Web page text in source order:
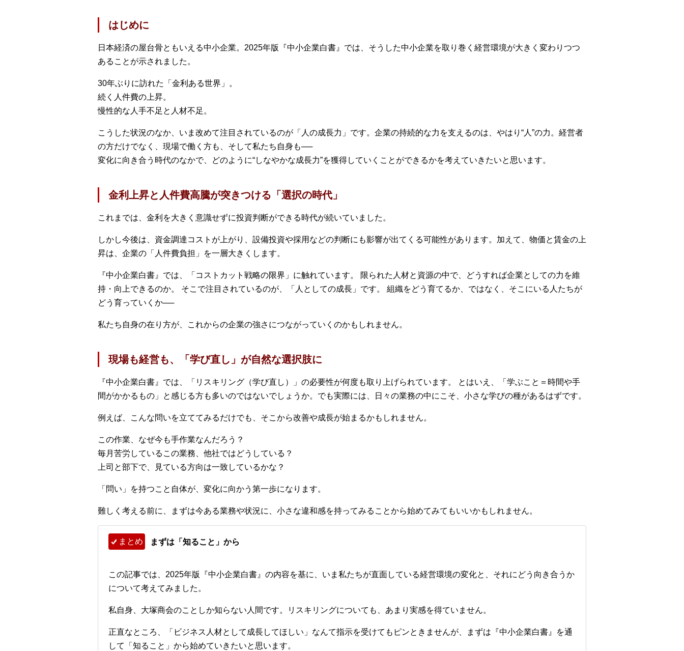
はじめに
日本経済の屋台骨ともいえる中小企業。2025年版『中小企業白書』では、そうした中小企業を取り巻く経営環境が大きく変わりつつ
あることが示されました。
30年ぶりに訪れた「金利ある世界」。
続く人件費の上昇。
慢性的な人手不足と人材不足。
こうした状況のなか、いま改めて注目されているのが「人の成長力」です。企業の持続的な力を支えるのは、やはり“人”の力。経営者
の方だけでなく、現場で働く方も、そして私たち自身も──
変化に向き合う時代のなかで、どのように“しなやかな成長力”を獲得していくことができるかを考えていきたいと思います。
金利上昇と人件費高騰が突きつける「選択の時代」
これまでは、金利を大きく意識せずに投資判断ができる時代が続いていました。
しかし今後は、資金調達コストが上がり、設備投資や採用などの判断にも影響が出てくる可能性があります。加えて、物価と賃金の上
昇は、企業の「人件費負担」を一層大きくします。
『中小企業白書』では、「コストカット戦略の限界」に触れています。 限られた人材と資源の中で、どうすれば企業としての力を維
持・向上できるのか。 そこで注目されているのが、「人としての成長」です。 組織をどう育てるか、ではなく、そこにいる人たちが
どう育っていくか──
私たち自身の在り方が、これからの企業の強さにつながっていくのかもしれません。
現場も経営も、「学び直し」が自然な選択肢に
『中小企業白書』では、「リスキリング（学び直し）」の必要性が何度も取り上げられています。 とはいえ、「学ぶこと＝時間や手
間がかかるもの」と感じる方も多いのではないでしょうか。でも実際には、日々の業務の中にこそ、小さな学びの種があるはずです。
例えば、こんな問いを立ててみるだけでも、そこから改善や成長が始まるかもしれません。
この作業、なぜ今も手作業なんだろう？
毎月苦労しているこの業務、他社ではどうしている？
上司と部下で、見ている方向は一致しているかな？
「問い」を持つこと自体が、変化に向かう第一歩になります。
難しく考える前に、まずは今ある業務や状況に、小さな違和感を持ってみることから始めてみてもいいかもしれません。
まとめ まずは「知ること」から
この記事では、2025年版『中小企業白書』の内容を基に、いま私たちが直面している経営環境の変化と、それにどう向き合うか
について考えてみました。
私自身、大塚商会のことしか知らない人間です。リスキリングについても、あまり実感を得ていません。
正直なところ、「ビジネス人材として成長してほしい」なんて指示を受けてもピンときませんが、まずは『中小企業白書』を通
して「知ること」から始めていきたいと思います。